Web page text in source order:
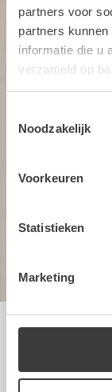
partners voor
partners
informatie die u
verzameld op
Noodzakelijk
Voorkeuren
Statistieken
Marketing
Bij FloraWorks